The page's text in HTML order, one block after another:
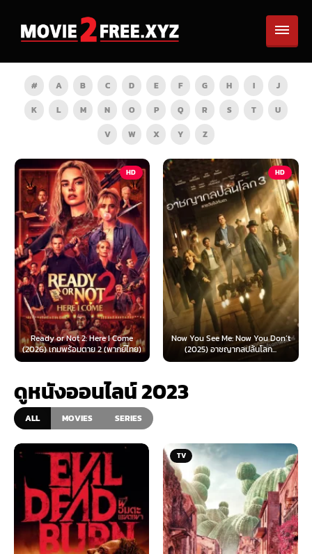
# A B C D E F G H I
J
K
L M N O P Q R S T
U
V
W X Y Z
HD
Ready or Not 2: Here I Come
(2026) เกมพร้อมตาย 2 (พากย์ไทย)
HD
Now You See Me: Now You Don’t
(2025) อาชญากลปล้นโลก...
ดูหนังออนไลน์ 2023
ALL MOVIES SERIES
TV